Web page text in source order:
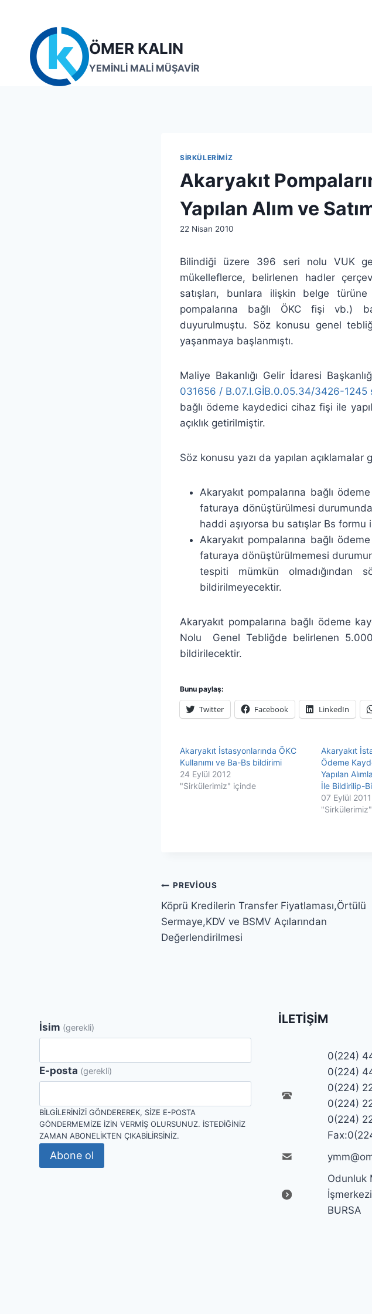
content
ÖMER KALIN
YEMİNLİ MALİ MÜŞAVİR
SIRKÜLERIMIZ
Akaryakıt
Yapılan Alım ve
By
22 Nisan 2010
Bilindiği üzere 396 seri nolu VUK
mükelleflerce, belirlenen hadler
satışları, bunlara ilişkin belge
pompalarına bağlı ÖKC fişi vb.)
duyurulmuştu. Söz konusu genel
yaşanmaya başlanmıştı.
Maliye Bakanlığı Gelir İdaresi
031656 / B.07.I.GİB.0.05.34/3426-1245
bağlı ödeme kaydedici cihaz fişi ile
açıklık getirilmiştir.
Söz konusu yazı da yapılan açıklamalar
Akaryakıt pompalarına bağlı
faturaya dönüştürülmesi
haddi aşıyorsa bu satışlar Bs
Akaryakıt pompalarına bağlı
faturaya dönüştürülmemesi
tespiti mümkün
bildirilmeyecektir.
Akaryakıt pompalarına bağlı ödeme
Nolu Genel Tebliğde belirlenen
bildirilecektir.
Bunu paylaş:
Twitter Facebook LinkedIn
Akaryakıt İstasyonlarında ÖKC
Kullanımı ve Ba-Bs bildirimi
24 Eylül 2012
"Sirkülerimiz" içinde
Akaryakıt
Ödeme
Yapılan
İle Bildirilip-
07 Eylül 2011
Yazı
gezinmesi
PREVIOUS
Köprü Kredilerin Transfer Fiyatlaması,Örtülü
Sermaye,KDV ve BSMV Açılarından
Değerlendirilmesi
İsim (gerekli)
E-posta (gerekli)
BILGILERINIZI GÖNDEREREK, SIZE E-POSTA
GÖNDERMEMIZE IZIN VERMIŞ OLURSUNUZ. İSTEDIĞINIZ
ZAMAN ABONELIKTEN ÇIKABILIRSINIZ.
Abone ol
İLETIŞIM
0(224)
0(224)
0(224)
0(224)
0(224)
Odunluk
BURSA